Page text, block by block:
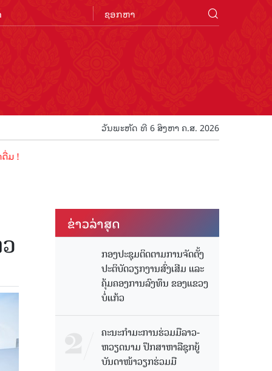
ວັນພະຫັດ ທີ 6 ສິງຫາ ຄ.ສ. 2026
ຂ່າວ​ລ່າ​ສຸດ
ກອງປະຊຸມຕິດຕາມການຈັດຕັ້ງ
ປະຕິບັດວຽກງານສົ່ງເສີມ ແລະ
ຄຸ້ມຄອງການລົງທຶນ ຂອງແຂວງ
ບໍ່ແກ້ວ
ຄະນະກໍາມະການຮ່ວມມືລາວ-
ຫວຽດນາມ ປຶກສາຫາລືຊຸກຍູ້
ບັນດາໜ້າວຽກຮ່ວມມື